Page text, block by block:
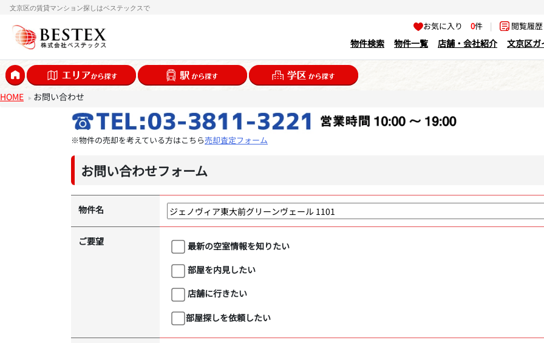
文京区の賃貸マンション探しはベステックスで
お気に入り0件 | 閲覧履
物件検索 物件一覧 店舗・会社紹介 文京区ガ
HOME お問い合わせ
※物件の売却を考えている方はこちら売却査定フォーム
お問い合わせフォーム
物件名
ご要望
最新の空室情報を知りたい
部屋を内見したい
店舗に行きたい
部屋探しを依頼したい